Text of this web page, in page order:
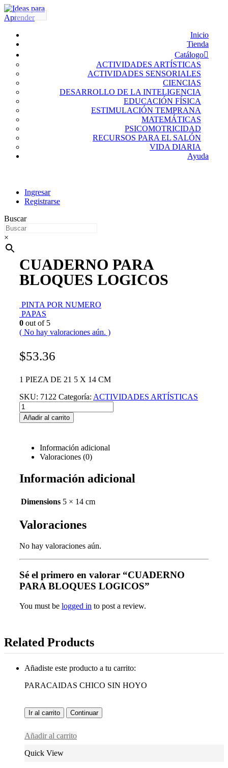
Inicio
Tienda
Catálogo
ACTIVIDADES ARTÍSTICAS
ACTIVIDADES SENSORIALES
CIENCIAS
DESARROLLO DE LA INTELIGENCIA
EDUCACIÓN FÍSICA
ESTIMULACIÓN TEMPRANA
MATEMÁTICAS
PSICOMOTRICIDAD
RECURSOS PARA EL SALÓN
VIDA DIARIA
Ayuda
Ingresar
Registrarse
Buscar
×
CUADERNO PARA
BLOQUES LOGICOS
PINTA POR NUMERO
PAPAS
0 out of 5
( No hay valoraciones aún. )
$53.36
1 PIEZA DE 21 5 X 14 CM
SKU: 7122 Categoría: ACTIVIDADES ARTÍSTICAS
Añadir al carrito
Información adicional
Valoraciones (0)
Información adicional
Dimensions 5 × 14 cm
Valoraciones
No hay valoraciones aún.
Sé el primero en valorar “CUADERNO
PARA BLOQUES LOGICOS”
You must be logged in to post a review.
Related Products
Añadiste este producto a tu carrito:
PARACAIDAS CHICO SIN HOYO
Ir al carrito Continuar
Añadir al carrito
Quick View